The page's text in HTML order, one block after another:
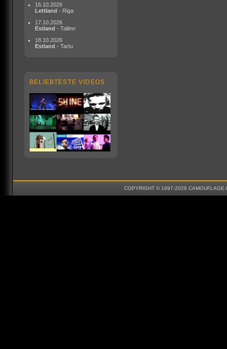
16.10.2026
Lettland - Riga
17.10.2026
Estland - Tallinn
18.10.2026
Estland - Tartu
BELIEBTESTE VIDEOS
COPYRIGHT © 1997-2026 CAMOUFLAGE-